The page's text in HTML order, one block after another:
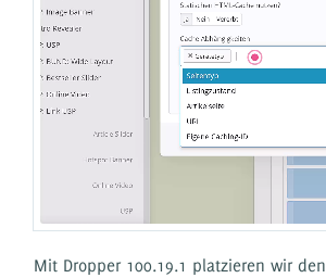
Mit Dropper 100.19.1 platzieren wir den